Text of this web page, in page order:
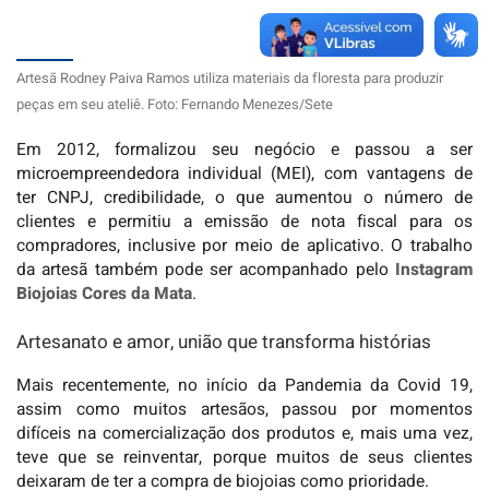
Artesã Rodney Paiva Ramos utiliza materiais da floresta para produzir
peças em seu ateliê. Foto: Fernando Menezes/Sete
Em 2012, formalizou seu negócio e passou a ser
microempreendedora individual (MEI), com vantagens de
ter CNPJ, credibilidade, o que aumentou o número de
clientes e permitiu a emissão de nota fiscal para os
compradores, inclusive por meio de aplicativo. O trabalho
da artesã também pode ser acompanhado pelo Instagram
Biojoias Cores da Mata.
Artesanato e amor, união que transforma histórias
Mais recentemente, no início da Pandemia da Covid 19,
assim como muitos artesãos, passou por momentos
difíceis na comercialização dos produtos e, mais uma vez,
teve que se reinventar, porque muitos de seus clientes
deixaram de ter a compra de biojoias como prioridade.